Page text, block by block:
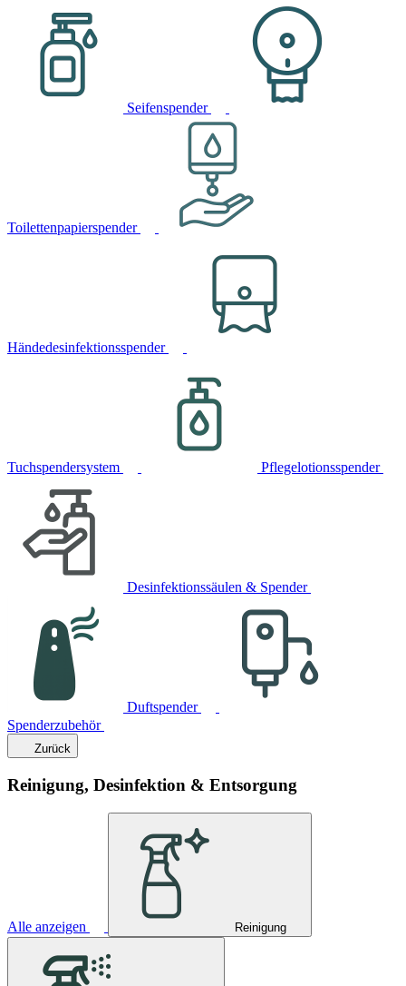
Seifenspender
Toilettenpapierspender
Händedesinfektionsspender
Tuchspendersystem Pflegelotionsspender
Desinfektionssäulen & Spender
Duftspender
Spenderzubehör
Zurück
Reinigung, Desinfektion & Entsorgung
Alle anzeigen Reinigung